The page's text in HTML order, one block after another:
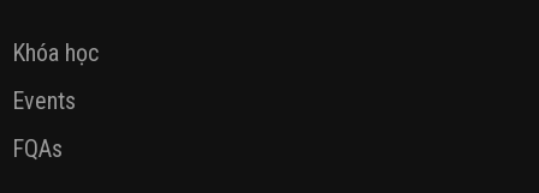
Khóa học
Events
FQAs